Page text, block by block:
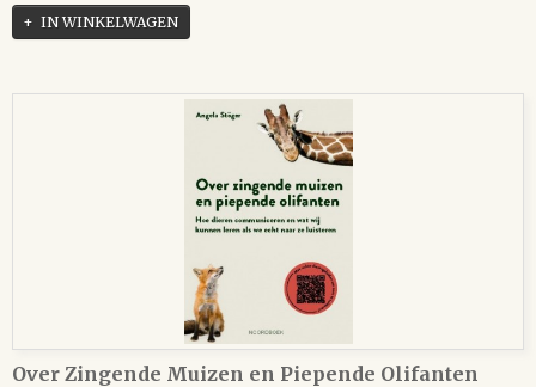
IN WINKELWAGEN
Over Zingende Muizen en Piepende Olifanten